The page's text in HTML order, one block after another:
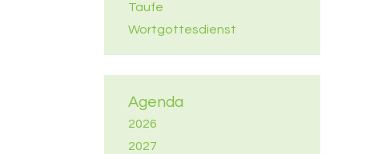
Taufe
Wortgottesdienst
Agenda
2026
2027